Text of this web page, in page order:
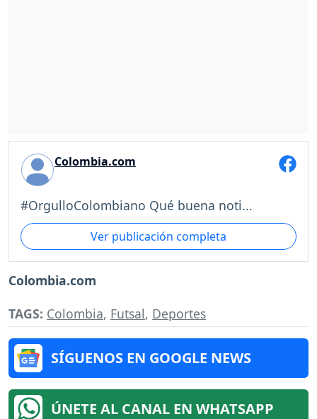
Colombia.com
#OrgulloColombiano Qué buena noti...
Ver publicación completa
Colombia.com
TAGS: Colombia, Futsal, Deportes
SÍGUENOS EN GOOGLE NEWS
ÚNETE AL CANAL EN WHATSAPP